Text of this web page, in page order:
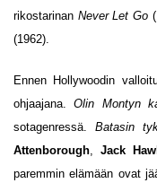
rikostarinan Never Let Go
(1962).
Ennen Hollywoodin
ohjaajana.Olin Montyn
sotagenressä. Batasin
Attenborough
Jack
paremmin elämään ovat